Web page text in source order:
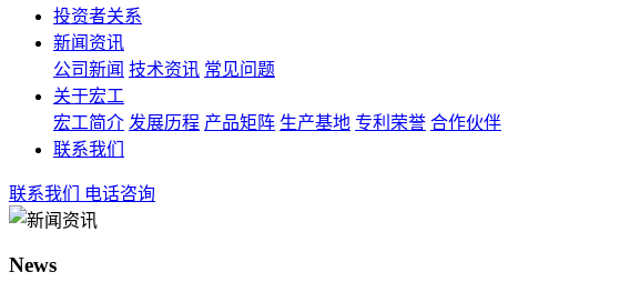
投资者关系
新闻资讯
公司新闻 技术资讯 常见问题
关于宏工
宏工简介 发展历程 产品矩阵 生产基地 专利荣誉 合作伙伴
联系我们
联系我们 电话咨询
News